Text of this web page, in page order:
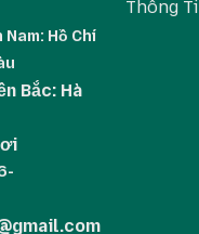
Hồ Chí
Bắc: Hà
Thông